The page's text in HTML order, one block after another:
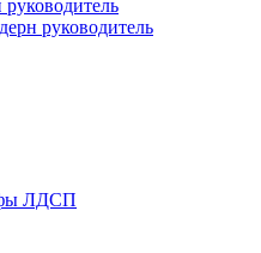
руководитель
ЛДСП